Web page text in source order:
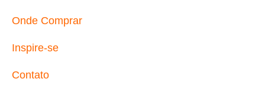
Onde Comprar
Inspire-se
Contato